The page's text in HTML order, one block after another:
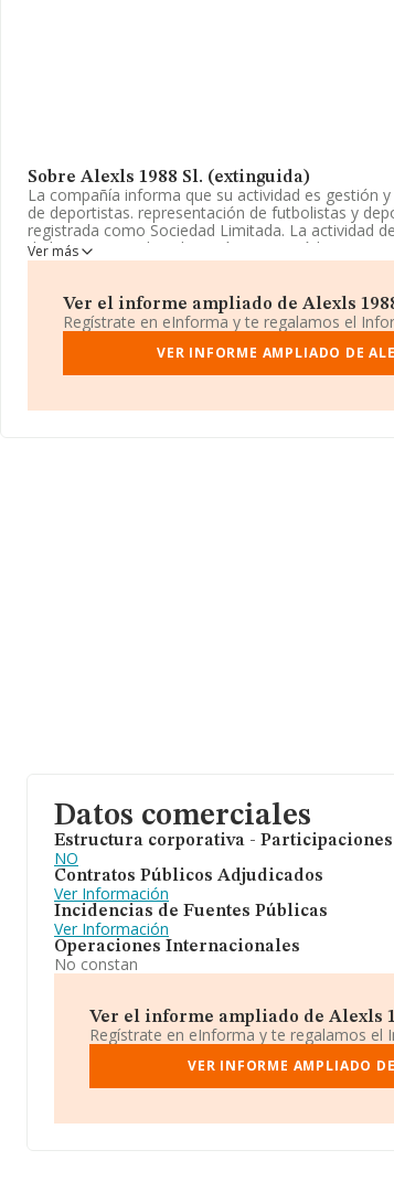
Sobre Alexls 1988 Sl. (extinguida)
La compañía informa que su actividad es gestión
de deportistas. representación de futbolistas y
registrada como Sociedad Limitada. La actividad
de las agencias de colocación', cuyo Código es
mercados exteriores.
La compañíaAlexls 1988 S.L. (extinguida),
núm. 4 Piso 6 C, (15403), Ferrol, en A Coruña,
En base a la información de la que dispone
facturación asciende a 2.005 millones de euros y
en la base de datos de INFORMA aparecen 67
Ver más
Ver el informe ampliado de Alexls
Regístrate en eInforma y te regalamos el
VER INFORME AMPLIADO DE
Datos comerciales
Estructura corporativa - Participaciones
NO
Contratos Públicos Adjudicados
Ver Información
Incidencias de Fuentes Públicas
Ver Información
Operaciones Internacionales
No constan
Ver el informe ampliado de Alexls
Regístrate en eInforma y te regalamos el
VER INFORME AMPLIADO